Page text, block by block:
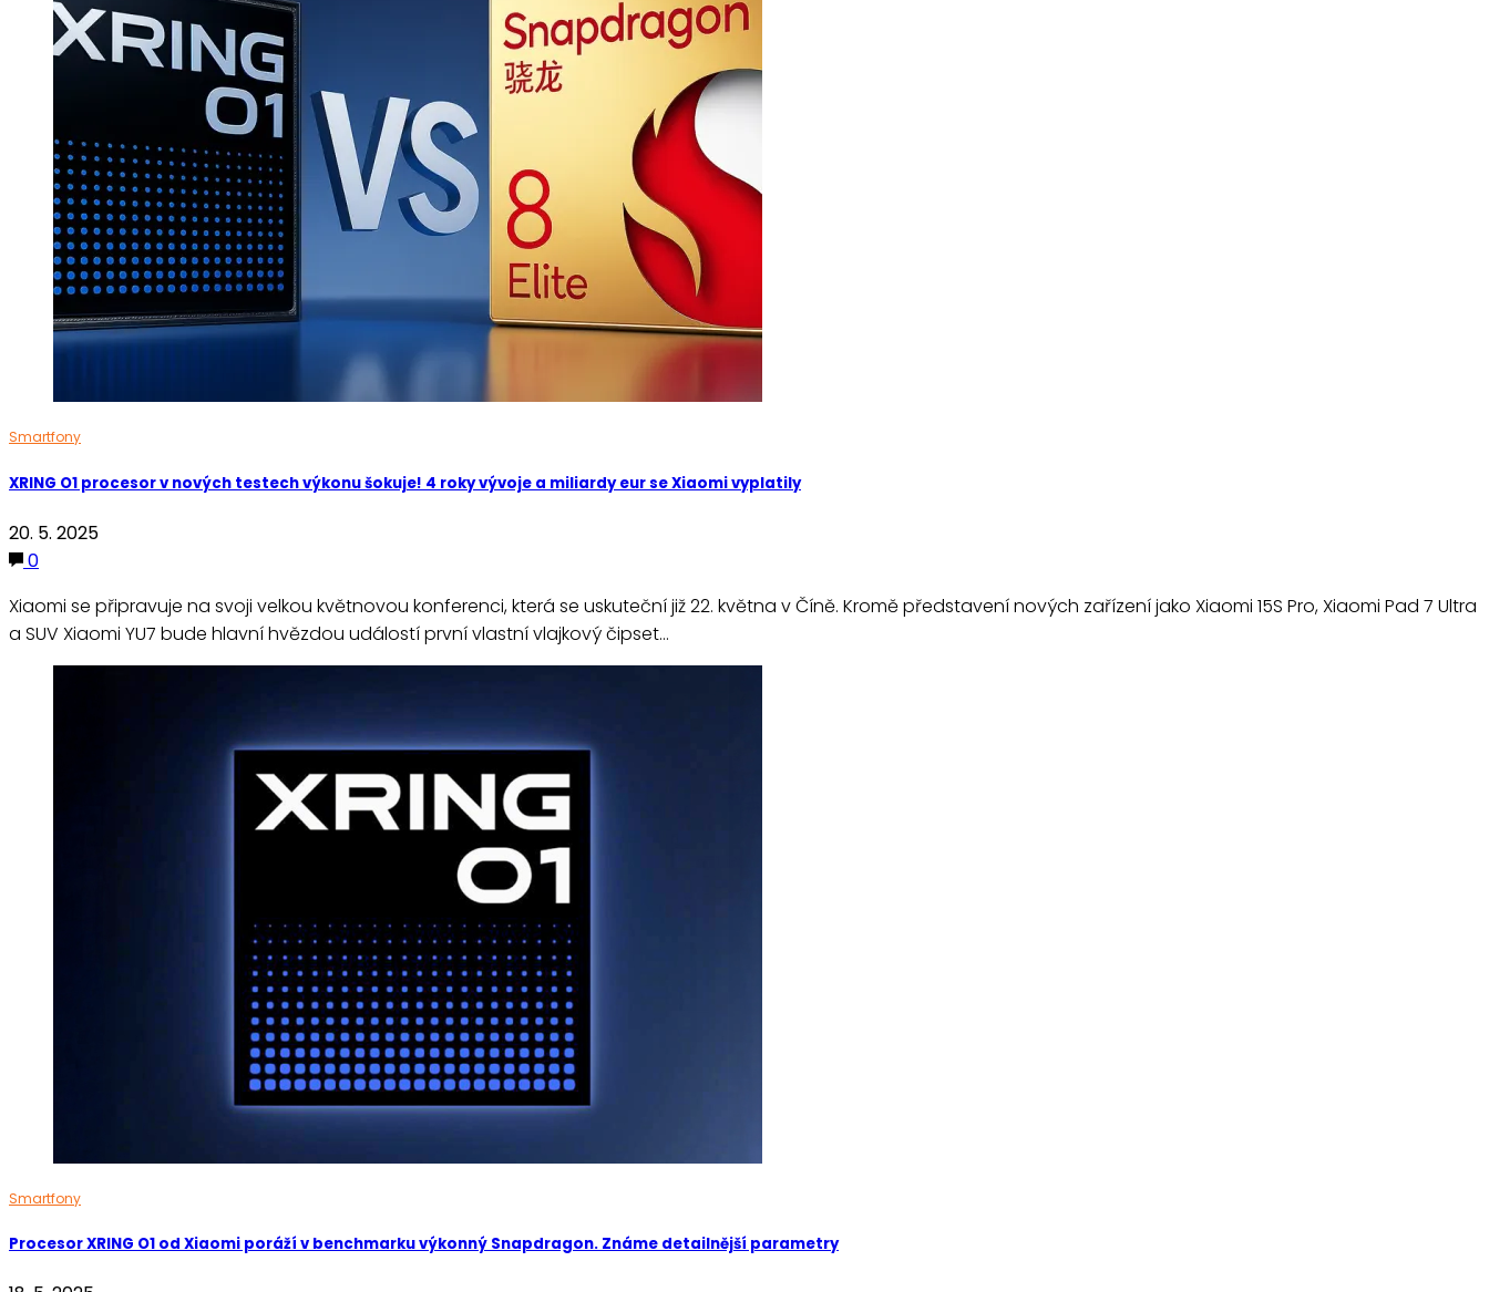
Smartfony
XRING O1 procesor v nových testech výkonu šokuje! 4 roky vývoje a miliardy eur se Xiaomi vyplatily
20. 5. 2025
0
Xiaomi se připravuje na svoji velkou květnovou konferenci, která se uskuteční již 22. května v Číně. Kromě představení nových zařízení jako Xiaomi 15S Pro, Xiaomi Pad 7 Ultra
a SUV Xiaomi YU7 bude hlavní hvězdou událostí první vlastní vlajkový čipset…
Smartfony
Procesor XRING O1 od Xiaomi poráží v benchmarku výkonný Snapdragon. Známe detailnější parametry